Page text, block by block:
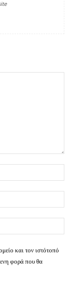
και τον ιστότοπό
φορά που θα